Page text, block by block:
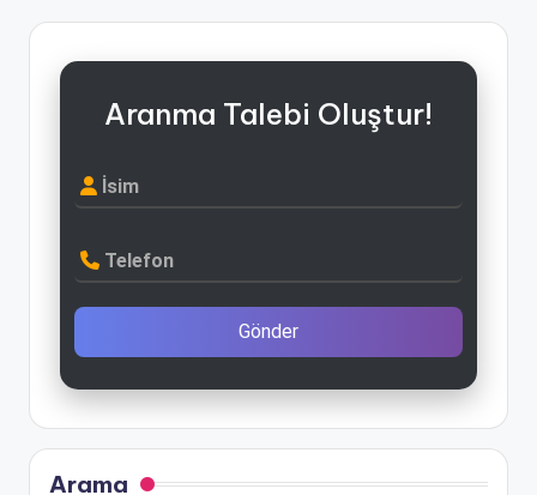
Aranma Talebi Oluştur!
İsim
Telefon
Gönder
Arama